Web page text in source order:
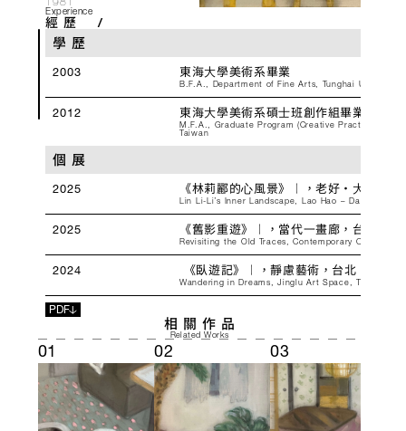
Experience
經歷  /
學歷
2003 東海⼤學美術系畢業
B.F.A., Department of Fine Arts, Tunghai University,
2012 東海⼤學美術系碩⼠班創作組畢業
M.F.A., Graduate Program (Creative Practice),
Taiwan
個展
2025 《林莉酈的⼼風景》︱，老好・⼤稻埕
Lin Li-Li’s Inner Landscape, Lao Hao –
2025 《舊影重遊》︱，當代⼀畫廊，台北
Revisiting the Old Traces, Contemporary One
2024 《臥遊記》︱，靜慮藝術，台北
Wandering in Dreams, Jinglu Art Space, Taipei,
2023
Fading Fireworks, Lao Hao Dadaocheng, Taipei,
《淡淡幽情》︱，靜慮藝術，台北
Quiet and Gentle Affection, Jinglu Art Space,
2022 《煙入汝眼》︱，老好.⼤稻埕，台北
Smoke Enters Your Eyes, Lao Hao Dadaocheng,
PDF
相關作 品
Related Works
01 02 03